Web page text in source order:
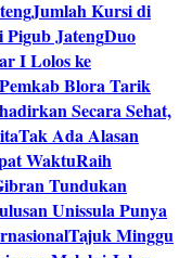
Jumlah Kursi di
JatengDuo
I Lolos ke
Blora Tarik
Secara Sehat,
Tak Ada Alasan
WaktuRaih
Tundukan
Unissula Punya
Tajuk Minggu